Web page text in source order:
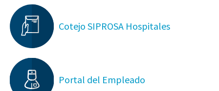
Cotejo SIPROSA Hospitales
Portal del Empleado